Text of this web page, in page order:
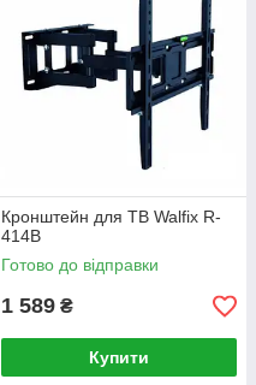
Кронштейн для ТВ Walfix R-
414B
Готово до відправки
1 589 ₴
Купити